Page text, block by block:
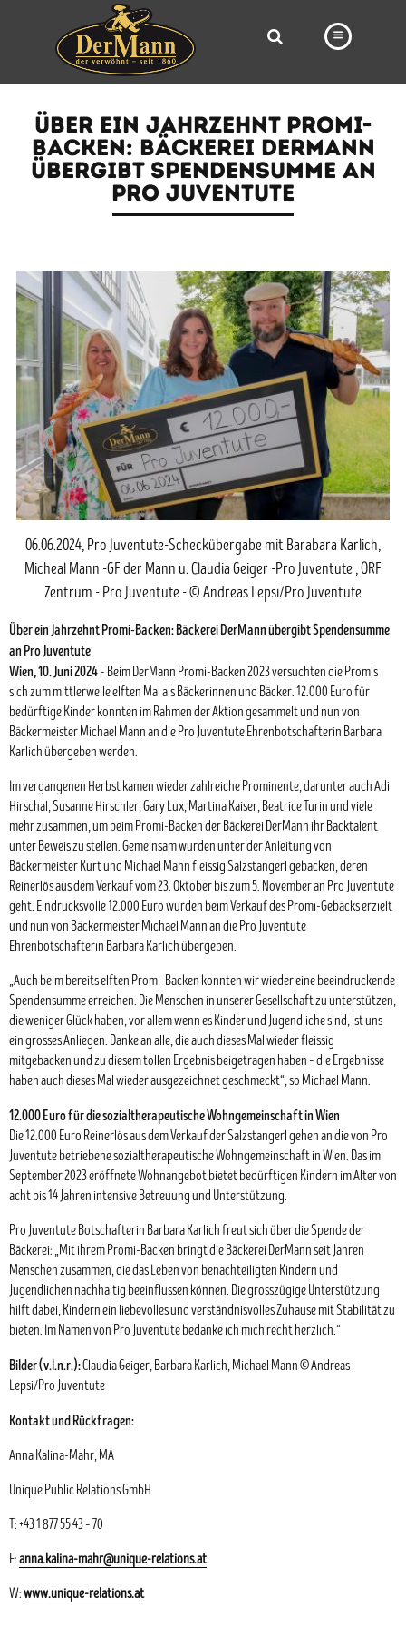
FILIALEN
BÄCKEREI
BROTWAY
NEWS
KARRIERE
VIDEOS
ÜBER EIN JAHRZEHNT PROMI-
BACKEN: BÄCKEREI DERMANN
ÜBERGIBT SPENDENSUMME AN
PRO JUVENTUTE
06.06.2024, Pro Juventute-Scheckübergabe mit Barabara Karlich,
Micheal Mann -GF der Mann u. Claudia Geiger -Pro Juventute , ORF
Zentrum - Pro Juventute - © Andreas Lepsi/Pro Juventute
Über ein Jahrzehnt Promi-Backen: Bäckerei DerMann übergibt Spendensumme
an Pro Juventute
Wien, 10. Juni 2024– Beim DerMann Promi-Backen 2023 versuchten die Promis
sich zum mittlerweile elften Mal als Bäckerinnen und Bäcker. 12.000 Euro für
bedürftige Kinder konnten im Rahmen der Aktion gesammelt und nun von
Bäckermeister Michael Mann an die Pro Juventute Ehrenbotschafterin Barbara
Karlich übergeben werden.
Im vergangenen Herbst kamen wieder zahlreiche Prominente, darunter auch Adi
Hirschal, Susanne Hirschler, Gary Lux, Martina Kaiser, Beatrice Turin und viele
mehr zusammen, um beim Promi-Backen der Bäckerei DerMann ihr Backtalent
unter Beweis zu stellen. Gemeinsam wurden unter der Anleitung von
Bäckermeister Kurt und Michael Mann fleissig Salzstangerl gebacken, deren
Reinerlös aus dem Verkauf vom 23. Oktober bis zum 5. November an Pro Juventute
geht. Eindrucksvolle 12.000 Euro wurden beim Verkauf des Promi-Gebäcks erzielt
und nun von Bäckermeister Michael Mann an die Pro Juventute
Ehrenbotschafterin Barbara Karlich übergeben.
„Auch beim bereits elften Promi-Backen konnten wir wieder eine beeindruckende
Spendensumme erreichen. Die Menschen in unserer Gesellschaft zu unterstützen,
die weniger Glück haben, vor allem wenn es Kinder und Jugendliche sind, ist uns
ein grosses Anliegen. Danke an alle, die auch dieses Mal wieder fleissig
mitgebacken und zu diesem tollen Ergebnis beigetragen haben – die Ergebnisse
haben auch dieses Mal wieder ausgezeichnet geschmeckt“, so Michael Mann.
12.000 Euro für die sozialtherapeutische Wohngemeinschaft in Wien
Die 12.000 Euro Reinerlös aus dem Verkauf der Salzstangerl gehen an die von Pro
Juventute betriebene sozialtherapeutische Wohngemeinschaft in Wien. Das im
September 2023 eröffnete Wohnangebot bietet bedürftigen Kindern im Alter von
acht bis 14 Jahren intensive Betreuung und Unterstützung.
Pro Juventute Botschafterin Barbara Karlich freut sich über die Spende der
Bäckerei: „Mit ihrem Promi-Backen bringt die Bäckerei DerMann seit Jahren
Menschen zusammen, die das Leben von benachteiligten Kindern und
Jugendlichen nachhaltig beeinflussen können. Die grosszügige Unterstützung
hilft dabei, Kindern ein liebevolles und verständnisvolles Zuhause mit Stabilität zu
bieten. Im Namen von Pro Juventute bedanke ich mich recht herzlich.“
Bilder (v.l.n.r.):Claudia Geiger, Barbara Karlich, Michael Mann © Andreas
Lepsi/Pro Juventute
Kontakt und Rückfragen:
Anna Kalina-Mahr, MA
Unique Public Relations GmbH
T: +43 1 877 55 43 – 70
E:anna.kalina-mahr@unique-relations.at
W:www.unique-relations.at